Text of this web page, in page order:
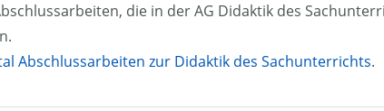
die in der AG Didaktik des
Abschlussarbeiten zur Didaktik des Sachunterrichts.